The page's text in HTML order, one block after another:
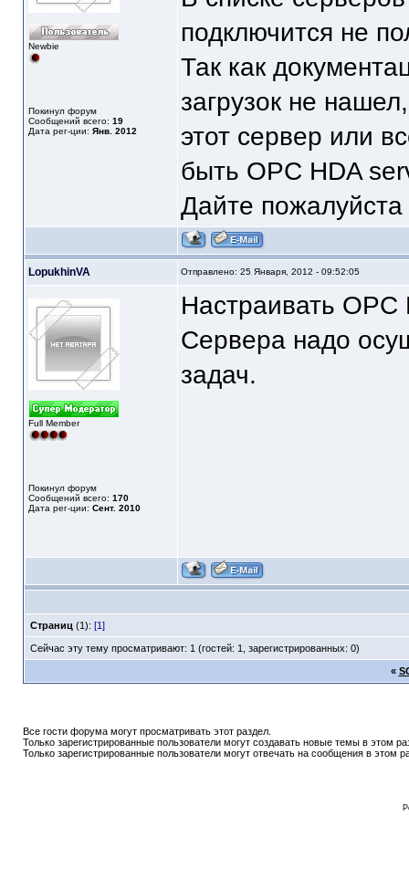
Newbie
Покинул форум
Сообщений всего: 19
Дата рег-ции: Янв. 2012
подключится не
Так как
загрузок не
этот сервер или
быть OPC HDA
Дайте
LopukhinVA Отправлено: 25 Января, 2012 - 09:52:05
Full Member
Покинул форум
Сообщений всего: 170
Дата рег-ции: Сент. 2010
Настраивать
Сервера надо
задач.
Страниц (1): [1]
Сейчас эту тему просматривают: 1 (гостей: 1, зарегистрированных: 0)
«
Все гости форума могут просматривать этот раздел.
Только зарегистрированные пользователи могут создавать новые темы в этом
Только зарегистрированные пользователи могут отвечать на сообщения в этом